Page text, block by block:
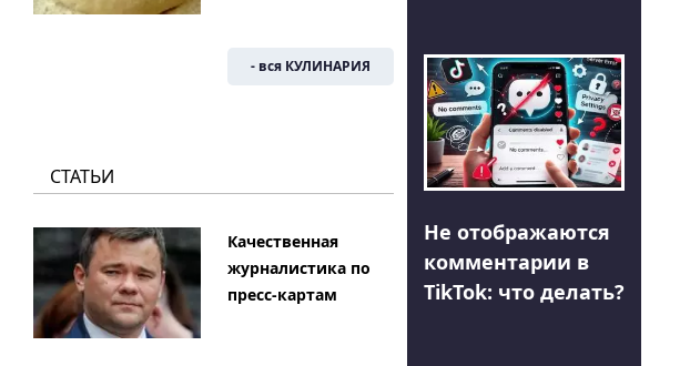
- вся КУЛИНАРИЯ
СТАТЬИ
Качественная
журналистика по
пресс-картам
Не отображаются
комментарии в
TikTok: что делать?